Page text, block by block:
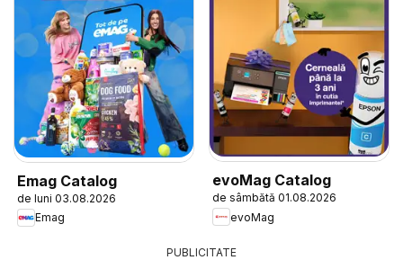
Emag Catalog
de luni 03.08.2026
Emag
evoMag Catalog
de sâmbătă 01.08.2026
evoMag
PUBLICITATE